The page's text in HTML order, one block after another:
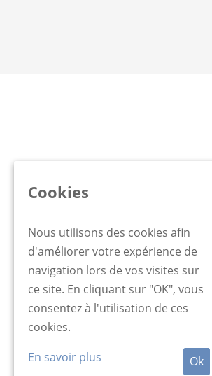
Cookies
Nous utilisons des cookies afin
d'améliorer votre expérience de
navigation lors de vos visites sur
ce site. En cliquant sur "OK", vous
consentez à l'utilisation de ces
cookies.
En savoir plus
Ok